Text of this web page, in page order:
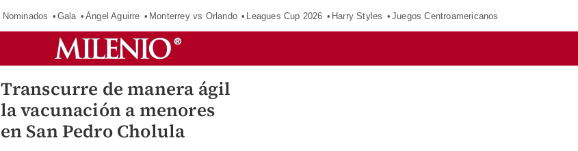
Nominados Gala Ángel Aguirre Monterrey vs Orlando Leagues Cup 2026 Harry Styles Juegos Centroamericanos
Transcurre de manera ágil
la vacunación a menores
en San Pedro Cholula